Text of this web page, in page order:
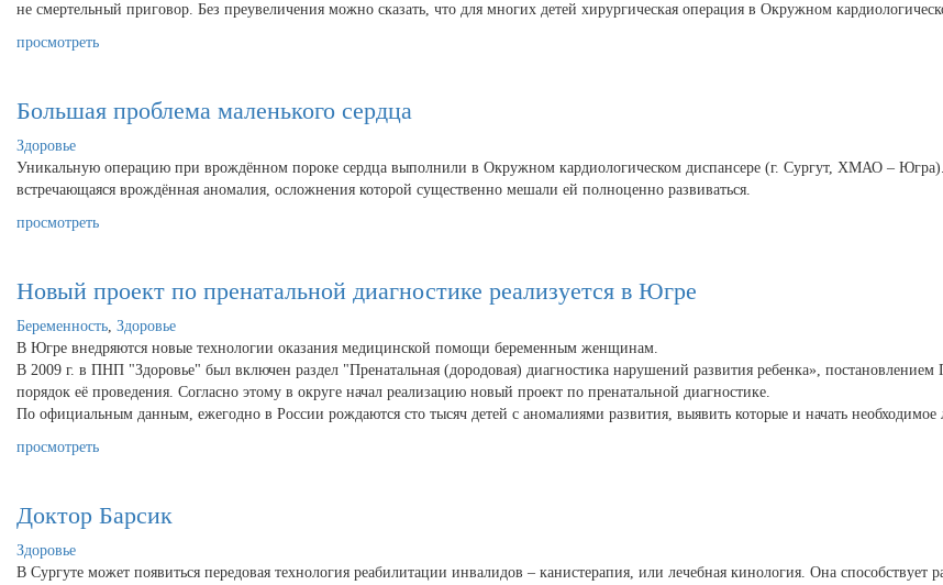
не смертельный приговор. Без преувеличения можно сказать, что для многих детей хирургическая операция в Окружном
просмотреть
Большая проблема маленького сердца
Здоровье
Уникальную операцию при врождённом пороке сердца выполнили в Окружном кардиологическом диспансере (г. Сургут, ХМАО – Югра).
встречающаяся врождённая аномалия, осложнения которой существенно мешали ей полноценно развиваться.
просмотреть
Новый проект по пренатальной диагностике реализуется в Югре
Беременность, Здоровье
В Югре внедряются новые технологии оказания медицинской помощи беременным женщинам.
В 2009 г. в ПНП "Здоровье" был включен раздел "Пренатальная (дородовая) диагностика нарушений развития ребенка»,
порядок её проведения. Согласно этому в округе начал реализацию новый проект по пренатальной диагностике.
По официальным данным, ежегодно в России рождаются сто тысяч детей с аномалиями развития, выявить которые и начать необходимое
просмотреть
Доктор Барсик
Здоровье
В Сургуте может появиться передовая технология реабилитации инвалидов – канистерапия, или лечебная кинология. Она